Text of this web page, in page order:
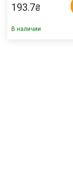
193.7₴
В наличии